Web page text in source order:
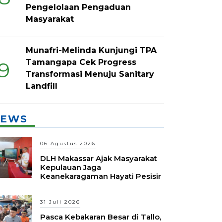
Pengelolaan Pengaduan
Masyarakat
Munafri-Melinda Kunjungi TPA
Tamangapa Cek Progress
Transformasi Menuju Sanitary
Landfill
06 Agustus 2026
DLH Makassar Ajak Masyarakat
Kepulauan Jaga
Keanekaragaman Hayati Pesisir
31 Juli 2026
Pasca Kebakaran Besar di Tallo,